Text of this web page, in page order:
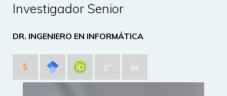
Investigador Senior
DR. INGENIERO EN INFORMÁTICA